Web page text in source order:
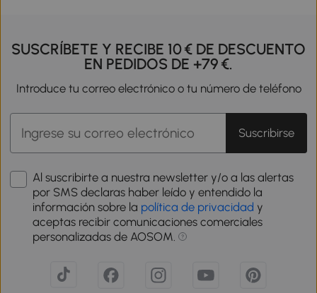
SUSCRÍBETE Y RECIBE 10 € DE DESCUENTO
EN PEDIDOS DE +79 €.
Introduce tu correo electrónico o tu número de teléfono
Suscribirse
Al suscribirte a nuestra newsletter y/o a las alertas
por SMS declaras haber leído y entendido la
información sobre la política de privacidad y
aceptas recibir comunicaciones comerciales
personalizadas de AOSOM.